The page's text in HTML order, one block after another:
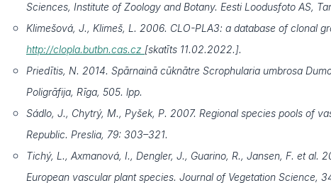
Sciences, Institute of Zoology and Botany. Eesti Loodusfoto AS,
Klimešová, J., Klimeš, L. 2006. CLO-PLA3: a database of clonal
http://clopla.butbn.cas.cz [skatīts 11.02.2022.].
Priedītis, N. 2014. Spārnainā cūknātre Scrophularia umbrosa
Poligrāfija, Rīga, 505. lpp.
Sádlo, J., Chytrý, M., Pyšek, P. 2007. Regional species pools of
Republic. Preslia, 79: 303–321.
Tichý, L., Axmanová, I., Dengler, J., Guarino, R., Jansen, F. et al.
European vascular plant species. Journal of Vegetation Science,